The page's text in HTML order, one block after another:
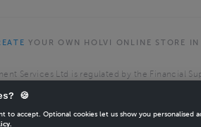
YOUR OWN HOLVI ONLINE STORE
Services Ltd is regulated by the Financial
🍪
to accept. Optional cookies let us show you